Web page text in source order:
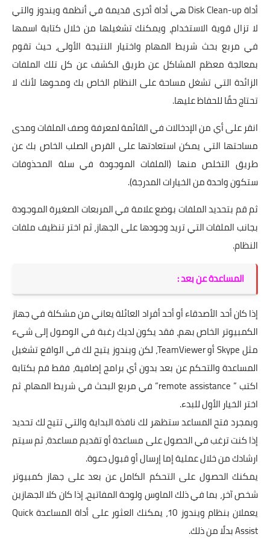
أداة Disk Clean-up هي أداة أخرى قديمة في أنظمة ويندوز والتي
لا تزال قوية الاستخدام، ويمكنك تشغيلها من خلال كتابة اسمها
في مربع بحث شريط المهام واختيار النتيجة الأولى، حيث تقوم
بمعالجة معظم المشاكل عن طريق الكشف عن كل تلك الملفات
الزائدة التي تشغل مساحة على النظام الخاص بك ومحوها لأنك لا
تحتاج حقًا للحفاظ عليها.
انقر على أي من الإدخالات في القائمة لمعرفة وصف الملفات ومدى
مساحتها التي يمكن استعادتها على القرص الصلب الخاص بك عن
طريق التخلص منها (الملفات الموجودة في سلة المحذوفات
ستكون واحدة من الخيارات المدرجة).
ثم قم بتحديد الملفات بوضع علامة في المربعات الصغيرة الموجودة
بجانب الملفات التي تريد وجودها على الجهاز، ثم اختر تنظيف ملفات
النظام.
المساعدة عن بعد :
إذا كان أحد الأصدقاء أو أحد أفراد العائلة يعاني من مشكلة في جهاز
الكمبيوتر الخاص بهم، فقد يكون لديك رغبة في الوصول إلى شيء
مثل Skype أو TeamViewer، لكن ويندوز يتيح لك في الواقع تشغيل
المساعدة والتحكم عن بعد بدون أي برامج إضافية، فقط قم بكتابة
اكتب ” remote assistance” في مربع البحث في شريط المهام، ثم
اختر الخيار الأول للبدء.
وبمجرد فتح المساعد ستظهر لك نافذة البداية والتي تتيح لك تحديد
إذا كنت ترغب في الحصول على مساعدة أو تقديم مساعدة، ثم سيتم
ارشادك من خلال عملية إما إرسال أو قبول دعوة.
يمكنك الحصول على التحكم الكامل عن بعد على جهاز كمبيوتر
شخص آخر، بما في ذلك الماوس ولوحة المفاتيح، إذا كان كلا الجهازين
يعملان بنظام ويندوز 10، يمكنك العثور على أداة المساعدة Quick
Assist بدلًا من ذلك.